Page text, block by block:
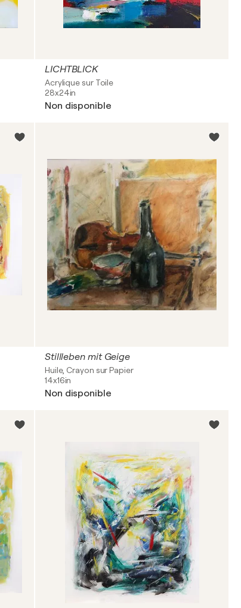
LICHTBLICK
Acrylique sur Toile
28x24in
Non disponible
Stillleben mit Geige
Huile, Crayon sur Papier
14x16in
Non disponible